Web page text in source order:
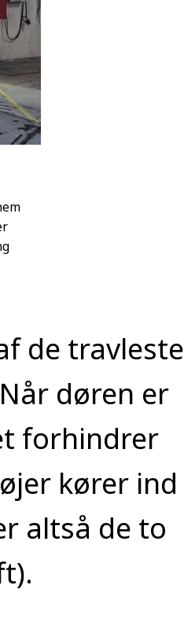
de travleste
døren er
forhindrer
kører ind
altså de to